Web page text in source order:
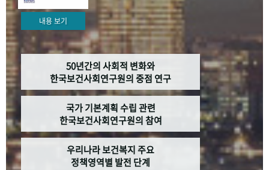
내용 보기
50년간의 사회적 변화와
한국보건사회연구원의 중점 연구
국가 기본계획 수립 관련
한국보건사회연구원의 참여
우리나라 보건복지 주요
정책영역별 발전 단계